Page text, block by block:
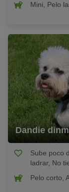
Mini, Pelo
Dandie
Sube poco
ladrar, No
Pelo corto,